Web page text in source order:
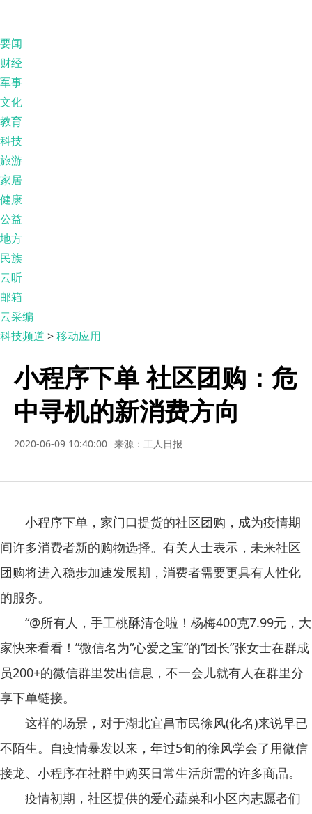
要闻
财经
军事
文化
教育
科技
旅游
家居
健康
公益
地方
民族
云听
邮箱
云采编
科技频道 >移动应用
小程序下单 社区团购：危
中寻机的新消费方向
2020-06-09 10:40:00 来源：工人日报
小程序下单，家门口提货的社区团购，成为疫情期
间许多消费者新的购物选择。有关人士表示，未来社区
团购将进入稳步加速发展期，消费者需要更具有人性化
的服务。
“@所有人，手工桃酥清仓啦！杨梅400克7.99元，大
家快来看看！”微信名为“心爱之宝”的“团长”张女士在群成
员200+的微信群里发出信息，不一会儿就有人在群里分
享下单链接。
这样的场景，对于湖北宜昌市民徐风(化名)来说早已
不陌生。自疫情暴发以来，年过5旬的徐风学会了用微信
接龙、小程序在社群中购买日常生活所需的许多商品。
疫情初期，社区提供的爱心蔬菜和小区内志愿者们